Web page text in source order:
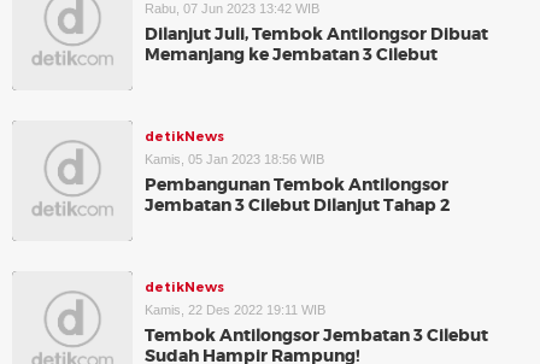
Rabu, 07 Jun 2023 13:42 WIB
Dilanjut Juli, Tembok Antilongsor Dibuat
Memanjang ke Jembatan 3 Cilebut
detikNews
Kamis, 05 Jan 2023 18:56 WIB
Pembangunan Tembok Antilongsor
Jembatan 3 Cilebut Dilanjut Tahap 2
detikNews
Kamis, 22 Des 2022 19:11 WIB
Tembok Antilongsor Jembatan 3 Cilebut
Sudah Hampir Rampung!